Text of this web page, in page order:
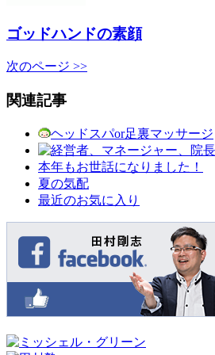
ゴッドハンドの素顔
次のページ >>
関連記事
ヘッドスパor足裏マッサージ
本年もお世話になりました！
夏の気配
最近のお気に入り